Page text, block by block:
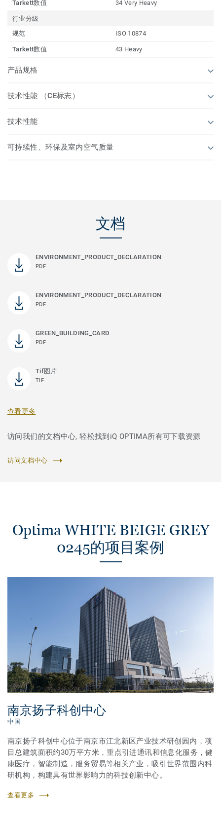
Tarkett数值 34 Very Heavy
行业分级
规范
ISO 10874
Tarkett数值 43 Heavy
产品规格
技术性能 （CE标志）
技术性能
可持续性、环保及室内空气质量
文档
ENVIRONMENT_PRODUCT_DECLARATION
PDF
ENVIRONMENT_PRODUCT_DECLARATION
PDF
GREEN_BUILDING_CARD
PDF
Tif图片
TIF
查看更多
访问我们的文档中心, 轻松找到iQ OPTIMA所有可下载资源
访问文档中心
Optima WHITE BEIGE GREY
0245的项目案例
南京扬子科创中心
中国
南京扬子科创中心位于南京市江北新区产业技术研创园内，项
目总建筑面积约30万平方米，重点引进通讯和信息化服务，健
康医疗，智能制造，服务贸易等相关产业，吸引世界范围内科
研机构，构建具有世界影响力的科技创新中心。
查看更多